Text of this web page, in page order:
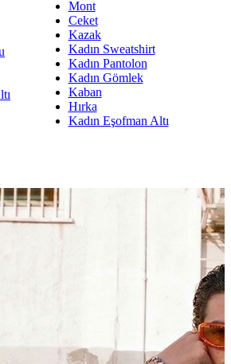
Mont
Ceket
Kazak
Kadın Sweatshirt
Kadın Pantolon
Kadın Gömlek
Kaban
Hırka
Kadın Eşofman Altı